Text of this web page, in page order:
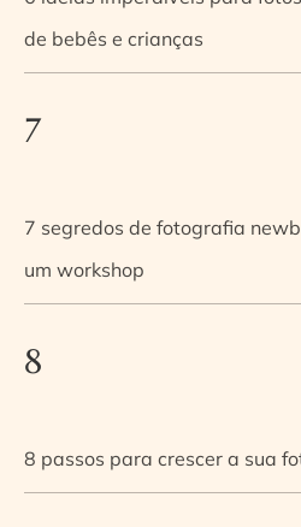
de bebês e crianças
7
7 segredos de fotografia
um workshop
8
8 passos para crescer a sua